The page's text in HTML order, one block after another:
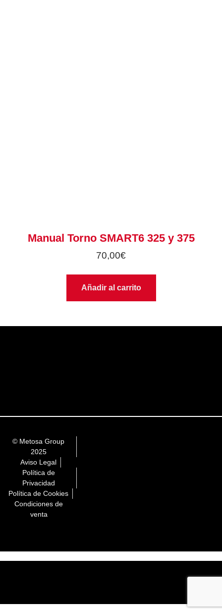
Manual Torno SMART6 325 y 375
70,00€
Añadir al carrito
© Metosa Group
2025
Aviso Legal
Política de
Privacidad
Política de Cookies
Condiciones de
venta